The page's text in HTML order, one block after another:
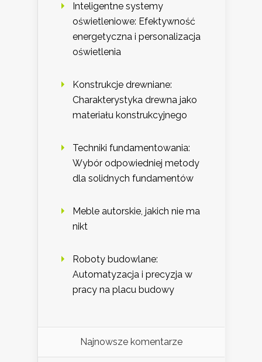
Inteligentne systemy
oświetleniowe: Efektywność
energetyczna i personalizacja
oświetlenia
Konstrukcje drewniane:
Charakterystyka drewna jako
materiału konstrukcyjnego
Techniki fundamentowania:
Wybór odpowiedniej metody
dla solidnych fundamentów
Meble autorskie, jakich nie ma
nikt
Roboty budowlane:
Automatyzacja i precyzja w
pracy na placu budowy
Najnowsze komentarze